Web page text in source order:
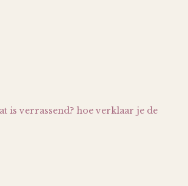
is verrassend? hoe verklaar je de